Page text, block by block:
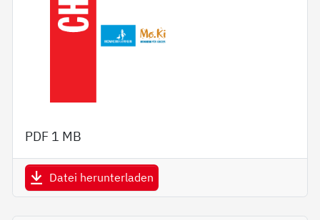
PDF 1 MB
Datei herunterladen